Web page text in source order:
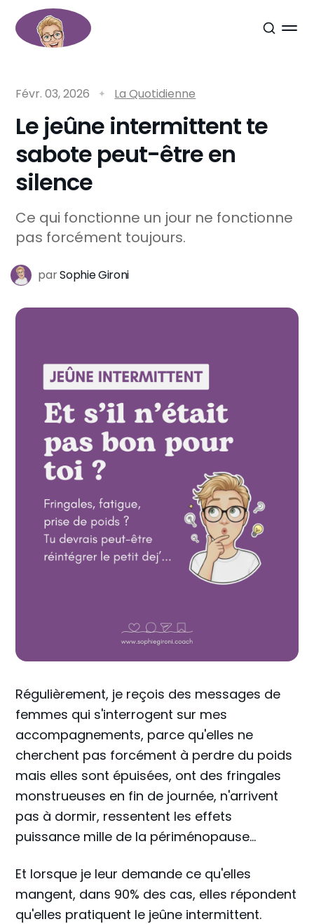
Févr. 03, 2026 La Quotidienne
Le jeûne intermittent te
sabote peut-être en
silence
Ce qui fonctionne un jour ne fonctionne
pas forcément toujours.
parSophie Gironi
Régulièrement, je reçois des messages de
femmes qui s'interrogent sur mes
accompagnements, parce qu'elles ne
cherchent pas forcément à perdre du poids
mais elles sont épuisées, ont des fringales
monstrueuses en fin de journée, n'arrivent
pas à dormir, ressentent les effets
puissance mille de la périménopause...
Et lorsque je leur demande ce qu'elles
mangent, dans 90% des cas, elles répondent
qu'elles pratiquent le jeûne intermittent.